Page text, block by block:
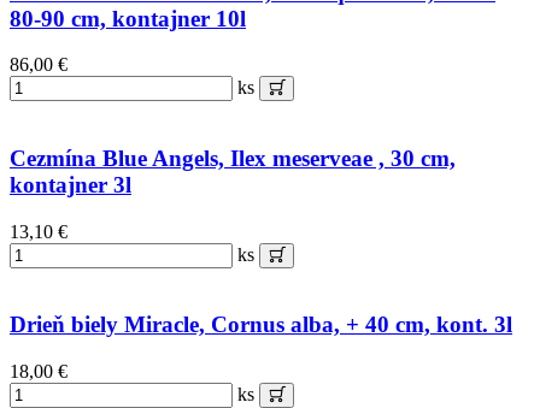
80-90 cm, kontajner 10l
86,00 €
ks
Cezmína Blue Angels, Ilex meserveae , 30 cm,
kontajner 3l
13,10 €
ks
Drieň biely Miracle, Cornus alba, + 40 cm, kont. 3l
18,00 €
ks